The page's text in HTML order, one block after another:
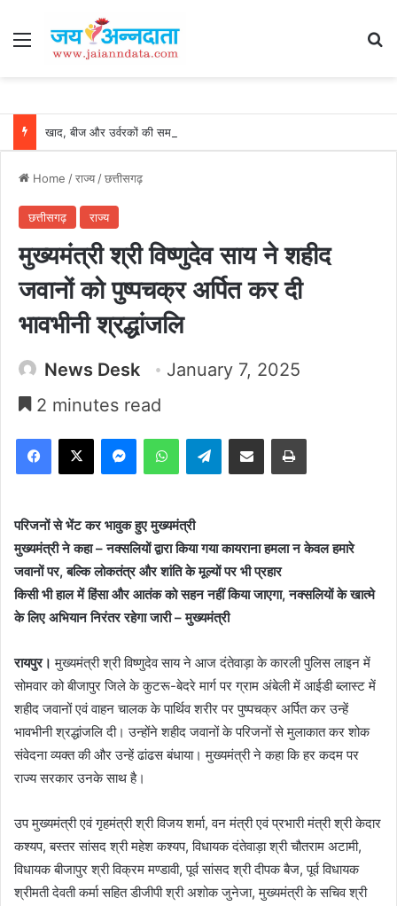
Menu
Home /राज्य/छत्तीसगढ़
छत्तीसगढ़ राज्य
मुख्यमंत्री श्री विष्णुदेव साय ने शहीद
जवानों को पुष्पचक्र अर्पित कर दी
भावभीनी श्रद्धांजलि
News Desk
January 7, 2025
2 minutes read
Facebook
X MessengerWhatsAppTelegramShare via Email Print
परिजनों से भेंट कर भावुक हुए मुख्यमंत्री
मुख्यमंत्री ने कहा – नक्सलियों द्वारा किया गया कायराना हमला न केवल हमारे
जवानों पर, बल्कि लोकतंत्र और शांति के मूल्यों पर भी प्रहार
किसी भी हाल में हिंसा और आतंक को सहन नहीं किया जाएगा, नक्सलियों के खात्मे
के लिए अभियान निरंतर रहेगा जारी – मुख्यमंत्री
रायपुर। मुख्यमंत्री श्री विष्णुदेव साय ने आज दंतेवाड़ा के कारली पुलिस लाइन में
सोमवार को बीजापुर जिले के कुटरू-बेदरे मार्ग पर ग्राम अंबेली में आईडी ब्लास्ट में
शहीद जवानों एवं वाहन चालक के पार्थिव शरीर पर पुष्पचक्र अर्पित कर उन्हें
भावभीनी श्रद्धांजलि दी। उन्होंने शहीद जवानों के परिजनों से मुलाकात कर शोक
संवेदना व्यक्त की और उन्हें ढांढस बंधाया। मुख्यमंत्री ने कहा कि हर कदम पर
राज्य सरकार उनके साथ है।
उप मुख्यमंत्री एवं गृहमंत्री श्री विजय शर्मा, वन मंत्री एवं प्रभारी मंत्री श्री केदार
कश्यप, बस्तर सांसद श्री महेश कश्यप, विधायक दंतेवाड़ा श्री चौतराम अटामी,
विधायक बीजापुर श्री विक्रम मण्डावी, पूर्व सांसद श्री दीपक बैज, पूर्व विधायक
श्रीमती देवती कर्मा सहित डीजीपी श्री अशोक जुनेजा, मुख्यमंत्री के सचिव श्री